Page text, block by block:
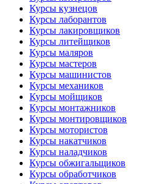
Курсы кузнецов
Курсы лаборантов
Курсы лакировщиков
Курсы литейщиков
Курсы маляров
Курсы мастеров
Курсы машинистов
Курсы механиков
Курсы мойщиков
Курсы монтажников
Курсы монтировщиков
Курсы мотористов
Курсы накатчиков
Курсы наладчиков
Курсы обжигальщиков
Курсы обработчиков